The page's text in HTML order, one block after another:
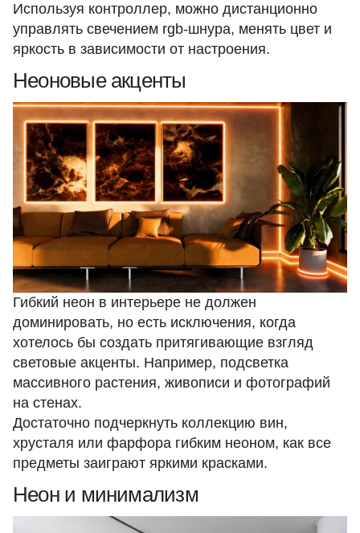
Используя контроллер, можно дистанционно
управлять свечением rgb-шнура, менять цвет и
яркость в зависимости от настроения.
Неоновые акценты
Гибкий неон в интерьере не должен
доминировать, но есть исключения, когда
хотелось бы создать притягивающие взгляд
световые акценты. Например, подсветка
массивного растения, живописи и фотографий
на стенах.
Достаточно подчеркнуть коллекцию вин,
хрусталя или фарфора гибким неоном, как все
предметы заиграют яркими красками.
Неон и минимализм